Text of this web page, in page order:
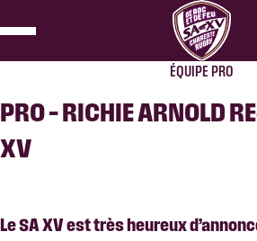
ÉQUIPE PRO
PRO – RICHIE ARNOLD
XV
Le SA XV est très heureux